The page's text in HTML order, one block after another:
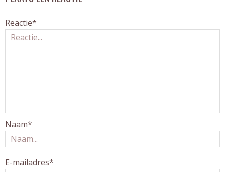
Reactie*
Naam*
E-mailadres*